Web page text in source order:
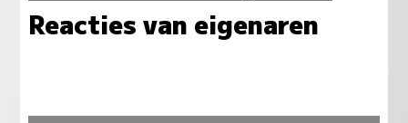
Reacties van eigenaren